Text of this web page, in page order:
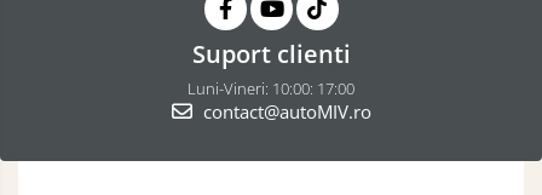
Suport clienti
Luni-Vineri: 10:00: 17:00
contact@autoMIV.ro